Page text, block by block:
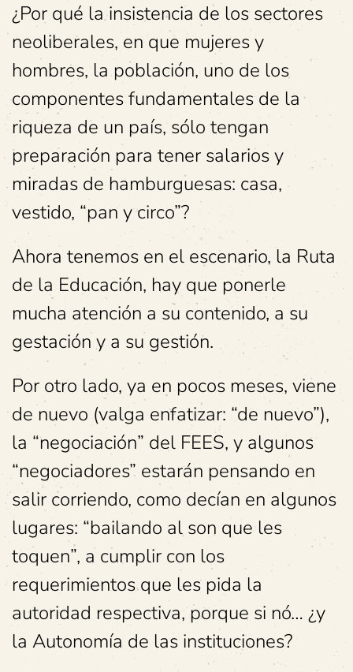
¿Por qué la insistencia de los sectores
neoliberales, en que mujeres y
hombres, la población, uno de los
componentes fundamentales de la
riqueza de un país, sólo tengan
preparación para tener salarios y
miradas de hamburguesas: casa,
vestido, “pan y circo”?
Ahora tenemos en el escenario, la Ruta
de la Educación, hay que ponerle
mucha atención a su contenido, a su
gestación y a su gestión.
Por otro lado, ya en pocos meses, viene
de nuevo (valga enfatizar: “de nuevo”),
la “negociación” del FEES, y algunos
“negociadores” estarán pensando en
salir corriendo, como decían en algunos
lugares: “bailando al son que les
toquen”, a cumplir con los
requerimientos que les pida la
autoridad respectiva, porque si nó… ¿y
la Autonomía de las instituciones?